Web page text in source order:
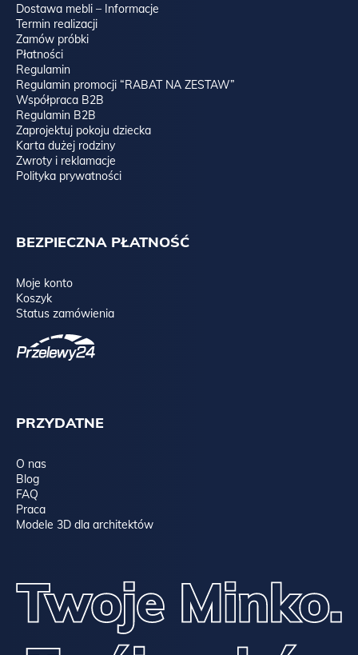
Dostawa mebli – Informacje
Termin realizacji
Zamów próbki
Płatności
Regulamin
Regulamin promocji “RABAT NA ZESTAW”
Współpraca B2B
Regulamin B2B
Zaprojektuj pokoju dziecka
Karta dużej rodziny
Zwroty i reklamacje
Polityka prywatności
BEZPIECZNA PŁATNOŚĆ
Moje konto
Koszyk
Status zamówienia
PRZYDATNE
O nas
Blog
FAQ
Praca
Modele 3D dla architektów